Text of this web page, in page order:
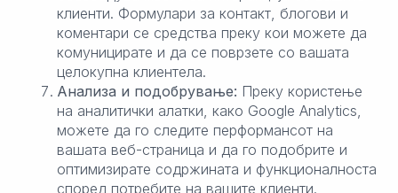
клиенти. Формулари за контакт, блогови и
коментари се средства преку кои можете да
комуницирате и да се поврзете со вашата
целокупна клиентела.
Анализа и подобрување: Преку користење
на аналитички алатки, како Google Analytics,
можете да го следите перформансот на
вашата веб-страница и да го подобрите и
оптимизирате содржината и функционалноста
според потребите на вашите клиенти.